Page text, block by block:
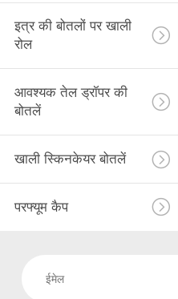
इत्र की बोतलों पर खाली
रोल
आवश्यक तेल ड्रॉपर की
बोतलें
खाली स्किनकेयर बोतलें
परफ्यूम कैप